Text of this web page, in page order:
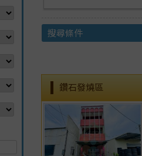
搜尋條件
鑽石發燒區